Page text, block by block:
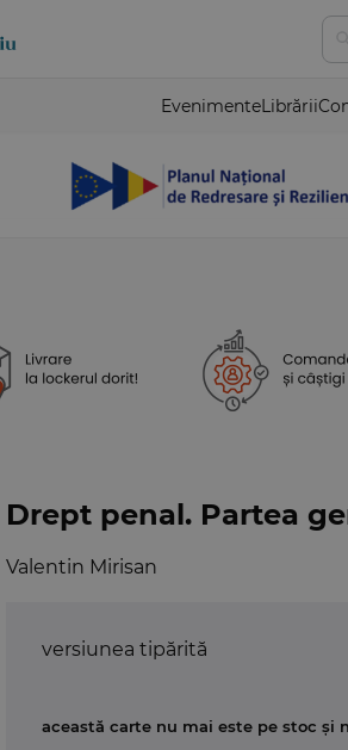
EvenimenteLibrării
Drept penal. Partea
Valentin Mirisan
versiunea tipărită
această carte nu mai este pe stoc și